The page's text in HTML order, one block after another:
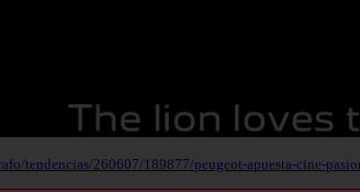
tendencias/260607/189877/peugeot-apuesta-cine-